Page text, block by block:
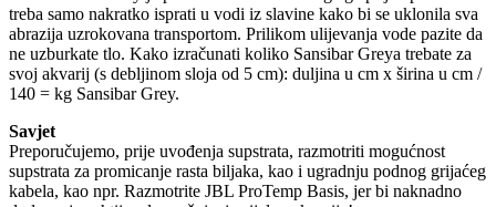
treba samo nakratko isprati u vodi iz slavine kako bi se uklonila sva
abrazija uzrokovana transportom. Prilikom ulijevanja vode pazite da
ne uzburkate tlo. Kako izračunati koliko Sansibar Greya trebate za
svoj akvarij (s debljinom sloja od 5 cm): duljina u cm x širina u cm /
140 = kg Sansibar Grey.
Savjet
Preporučujemo, prije uvođenja supstrata, razmotriti mogućnost
supstrata za promicanje rasta biljaka, kao i ugradnju podnog grijaćeg
kabela, kao npr. Razmotrite JBL ProTemp Basis, jer bi naknadno